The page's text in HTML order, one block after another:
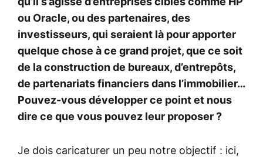
ou Oracle, ou des partenaires, des
investisseurs, qui seraient là pour apporter
quelque chose à ce grand projet, que ce soit
de la construction de bureaux, d’entrepôts,
de partenariats financiers dans l’immobilier…
Pouvez-vous développer ce point et nous
dire ce que vous pouvez leur proposer ?
Je dois caricaturer un peu notre objectif : ici,